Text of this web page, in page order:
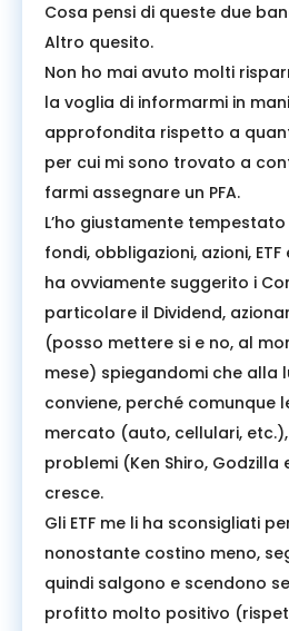
Cosa pensi di queste due
Altro quesito.
Non ho mai avuto molti
la voglia di informarmi in
approfondita rispetto a
per cui mi sono trovato a
farmi assegnare un PFA.
L’ho giustamente
fondi, obbligazioni, azioni,
ha ovviamente suggerito i
particolare il Dividend,
(posso mettere si e no, al
mese) spiegandomi che alla
conviene, perché comunque
mercato (auto, cellulari,
problemi (Ken Shiro, Godzilla
cresce.
Gli ETF me li ha sconsigliati
nonostante costino meno,
quindi salgono e scendono
profitto molto positivo